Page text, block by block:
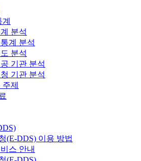
분석
계 분석
분석
기관 분석
기관 분석
제
(E-DDS) 이용 방법
스 안내